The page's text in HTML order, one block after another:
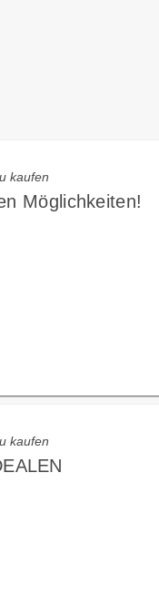
kaufen
Möglichkeiten!
kaufen